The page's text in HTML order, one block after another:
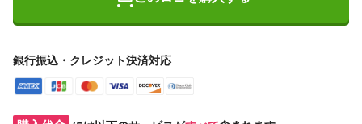
銀行振込・クレジット決済対応